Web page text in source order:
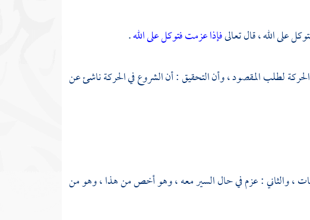
على الله ، قال تعالىفإذا عزمت فتوكل على الله.
لطلب المقصود ، وأن التحقيق : أن الشروع في الحركة ناشئ عن
، والثاني : عزم في حال السير معه ، وهو أخص من هذا ، وهو من